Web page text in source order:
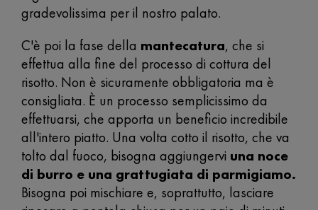
gradevolissima per il nostro palato.
C'è poi la fase della mantecatura, che si
effettua alla fine del processo di cottura del
risotto. Non è sicuramente obbligatoria ma è
consigliata. È un processo semplicissimo da
effettuarsi, che apporta un beneficio incredibile
all'intero piatto. Una volta cotto il risotto, che va
tolto dal fuoco, bisogna aggiungervi una noce
di burro e una grattugiata di parmigiamo.
Bisogna poi mischiare e, soprattutto, lasciare